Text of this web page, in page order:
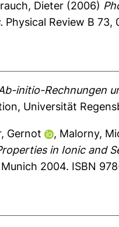
Dieter (2006)
Physical Review B 73,
initio-Rechnungen
Universität
Gernot , Malorny,
in Ionic and
Munich 2004. ISBN